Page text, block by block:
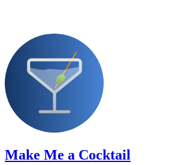
Make Me a Cocktail